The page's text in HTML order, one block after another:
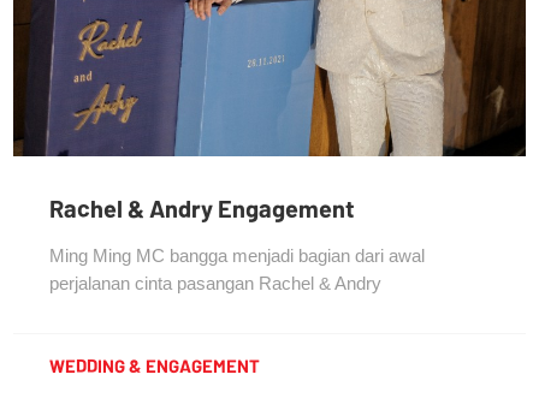
Rachel & Andry Engagement
Ming Ming MC bangga menjadi bagian dari awal
perjalanan cinta pasangan Rachel & Andry
WEDDING & ENGAGEMENT